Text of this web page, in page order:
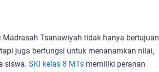
Tsanawiyah tidak hanya bertujuan
juga berfungsi untuk menanamkan nilai,
siswa. SKI kelas 8 MTs memiliki peranan